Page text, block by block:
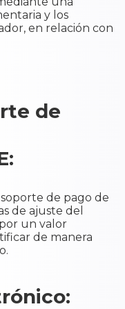
y los
en relación con
de
de pago de
de ajuste del
un valor
de manera